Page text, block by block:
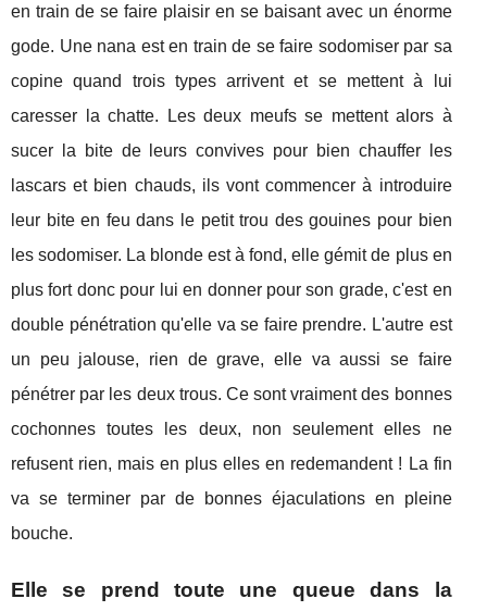
en train de se faire plaisir en se baisant avec un énorme
gode. Une nana est en train de se faire sodomiser par sa
copine quand trois types arrivent et se mettent à lui
caresser la chatte. Les deux meufs se mettent alors à
sucer la bite de leurs convives pour bien chauffer les
lascars et bien chauds, ils vont commencer à introduire
leur bite en feu dans le petit trou des gouines pour bien
les sodomiser. La blonde est à fond, elle gémit de plus en
plus fort donc pour lui en donner pour son grade, c'est en
double pénétration qu'elle va se faire prendre. L'autre est
un peu jalouse, rien de grave, elle va aussi se faire
pénétrer par les deux trous. Ce sont vraiment des bonnes
cochonnes toutes les deux, non seulement elles ne
refusent rien, mais en plus elles en redemandent ! La fin
va se terminer par de bonnes éjaculations en pleine
bouche.
Elle se prend toute une queue dans la